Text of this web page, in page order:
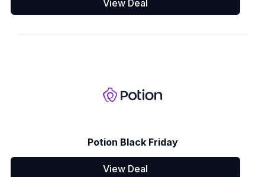
View Deal
Potion Black Friday
View Deal